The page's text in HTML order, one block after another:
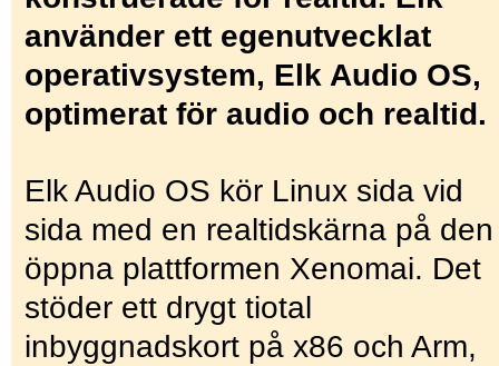
använder ett egenutvecklat
operativsystem, Elk Audio OS,
optimerat för audio och realtid.
Elk Audio OS kör Linux sida vid
sida med en realtidskärna på den
öppna plattformen Xenomai. Det
stöder ett drygt tiotal
inbyggnadskort på x86 och Arm,